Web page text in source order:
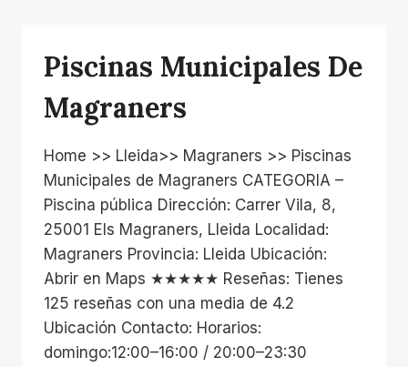
Piscinas Municipales De
Magraners
Home >> Lleida>> Magraners >> Piscinas
Municipales de Magraners CATEGORIA –
Piscina pública Dirección: Carrer Vila, 8,
25001 Els Magraners, Lleida Localidad:
Magraners Provincia: Lleida Ubicación:
Abrir en Maps ★★★★★ Reseñas: Tienes
125 reseñas con una media de 4.2
Ubicación Contacto: Horarios:
domingo:12:00–16:00 / 20:00–23:30